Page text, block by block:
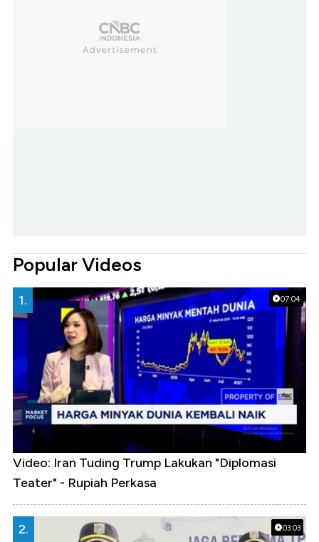
Popular Videos
07:04
1.
Video: Iran Tuding Trump Lakukan "Diplomasi
Teater" - Rupiah Perkasa
03:03
2.